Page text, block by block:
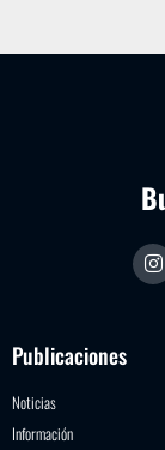
Publicaciones
Noticias
Información